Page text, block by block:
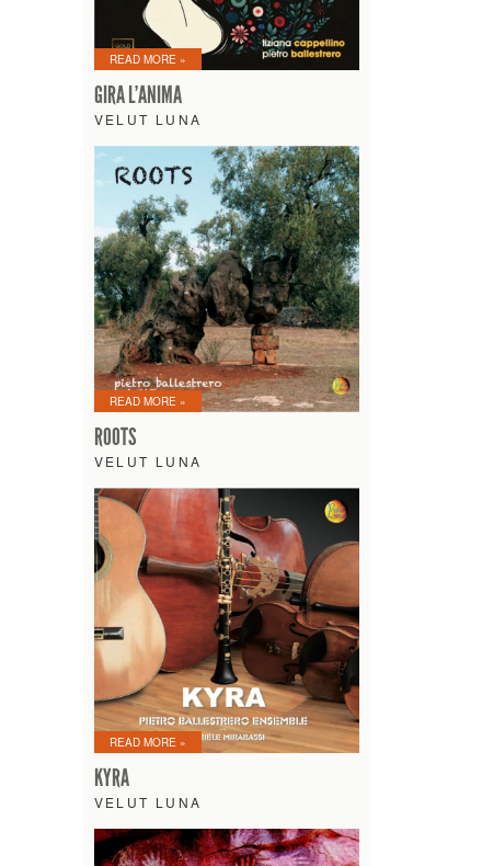
READ MORE »
GIRA L’ANIMA
VELUT LUNA
READ MORE »
ROOTS
VELUT LUNA
READ MORE »
KYRA
VELUT LUNA